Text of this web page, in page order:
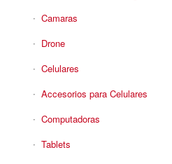
Camaras
Drone
Celulares
Accesorios para Celulares
Computadoras
Tablets